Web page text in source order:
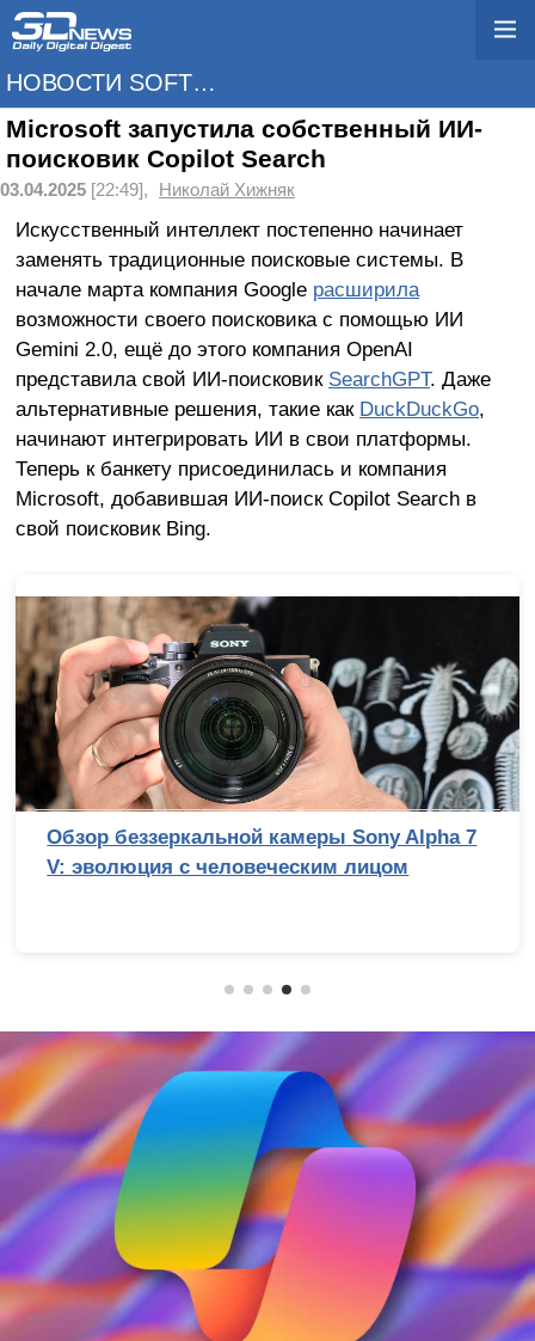
НОВОСТИ SOFTWARE
Microsoft запустила собственный ИИ-
поисковик Copilot Search
03.04.2025 [22:49], Николай Хижняк
Искусственный интеллект постепенно начинает
заменять традиционные поисковые системы. В
начале марта компания Google расширила
возможности своего поисковика с помощью ИИ
Gemini 2.0, ещё до этого компания OpenAI
представила свой ИИ-поисковик SearchGPT. Даже
альтернативные решения, такие как DuckDuckGo,
начинают интегрировать ИИ в свои платформы.
Теперь к банкету присоединилась и компания
Microsoft, добавившая ИИ-поиск Copilot Search в
свой поисковик Bing.
Лучший процессор под DDR4 в 2026 году:
AM4 против LGA 1700